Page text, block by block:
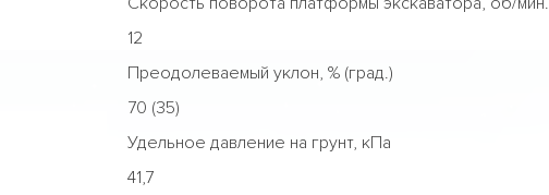
12
Преодолеваемый уклон, % (град.)
70 (35)
Удельное давление на грунт, кПа
41,7